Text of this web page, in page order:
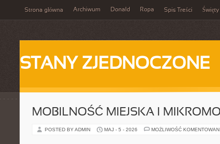
Strona główna Archiwum Donald Ropa Spis Treści Święty
STANY ZJEDNOCZONE
MOBILNOŚĆ MIEJSKA I
POSTED BY ADMIN MAJ - 5 - 2026 MOŻLIWOŚĆ